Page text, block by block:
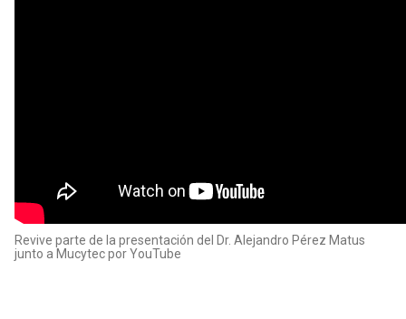
Revive parte de la presentación del Dr. Alejandro Pérez Matus
junto a Mucytec por YouTube